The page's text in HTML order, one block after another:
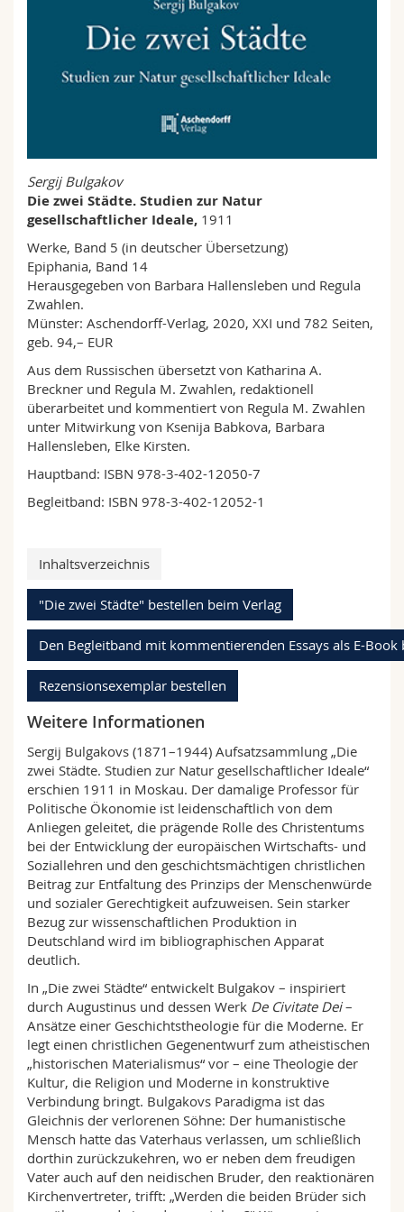
Sergij Bulgakov
Die zwei Städte. Studien zur Natur
gesellschaftlicher Ideale, 1911
Werke, Band 5 (in deutscher Übersetzung)
Epiphania, Band 14
Herausgegeben von Barbara Hallensleben und Regula
Zwahlen.
Münster: Aschendorff-Verlag, 2020, XXI und 782 Seiten,
geb. 94,– EUR
Aus dem Russischen übersetzt von Katharina A.
Breckner und Regula M. Zwahlen, redaktionell
überarbeitet und kommentiert von Regula M. Zwahlen
unter Mitwirkung von Ksenija Babkova, Barbara
Hallensleben, Elke Kirsten.
Hauptband: ISBN 978-3-402-12050-7
Begleitband: ISBN 978-3-402-12052-1
Inhaltsverzeichnis
"Die zwei Städte" bestellen beim Verlag
Den Begleitband mit kommentierenden Essays als E-Book
Rezensionsexemplar bestellen
Weitere Informationen
Sergij Bulgakovs (1871–1944) Aufsatzsammlung „Die
zwei Städte. Studien zur Natur gesellschaftlicher Ideale“
erschien 1911 in Moskau. Der damalige Professor für
Politische Ökonomie ist leidenschaftlich von dem
Anliegen geleitet, die prägende Rolle des Christentums
bei der Entwicklung der europäischen Wirtschafts- und
Soziallehren und den geschichtsmächtigen christlichen
Beitrag zur Entfaltung des Prinzips der Menschenwürde
und sozialer Gerechtigkeit aufzuweisen. Sein starker
Bezug zur wissenschaftlichen Produktion in
Deutschland wird im bibliographischen Apparat
deutlich.
In „Die zwei Städte“ entwickelt Bulgakov – inspiriert
durch Augustinus und dessen Werk De Civitate Dei–
Ansätze einer Geschichtstheologie für die Moderne. Er
legt einen christlichen Gegenentwurf zum atheistischen
„historischen Materialismus“ vor – eine Theologie der
Kultur, die Religion und Moderne in konstruktive
Verbindung bringt. Bulgakovs Paradigma ist das
Gleichnis der verlorenen Söhne: Der humanistische
Mensch hatte das Vaterhaus verlassen, um schließlich
dorthin zurückzukehren, wo er neben dem freudigen
Vater auch auf den neidischen Bruder, den reaktionären
Kirchenvertreter, trifft: „Werden die beiden Brüder sich